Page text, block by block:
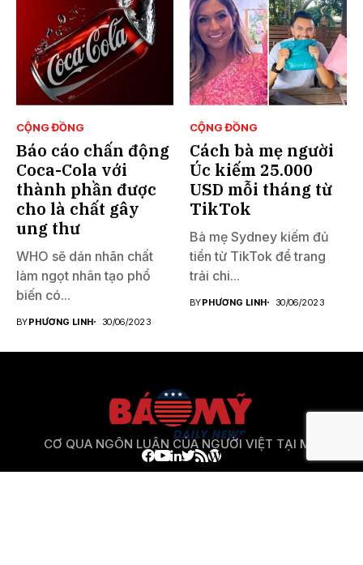
CỘNG ĐỒNG
Báo cáo chấn động
Coca-Cola với
thành phần được
cho là chất gây
ung thư
WHO sẽ dán nhãn chất
làm ngọt nhân tạo phổ
biến có...
BYPHƯƠNG LINH 30/06/2023
CỘNG ĐỒNG
Cách bà mẹ người
Úc kiếm 25.000
USD mỗi tháng từ
TikTok
Bà mẹ Sydney kiếm đủ
tiền từ TikTok để trang
trải chi...
BYPHƯƠNG LINH 30/06/2023
CƠ QUA NGÔN LUẬN CỦA NGƯỜI VIỆT TẠI MỸ